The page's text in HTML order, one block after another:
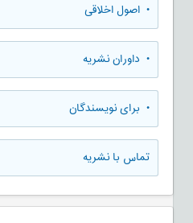
• اصول اخلاقی
• داوران نشریه
• برای نویسندگان
تماس با نشریه